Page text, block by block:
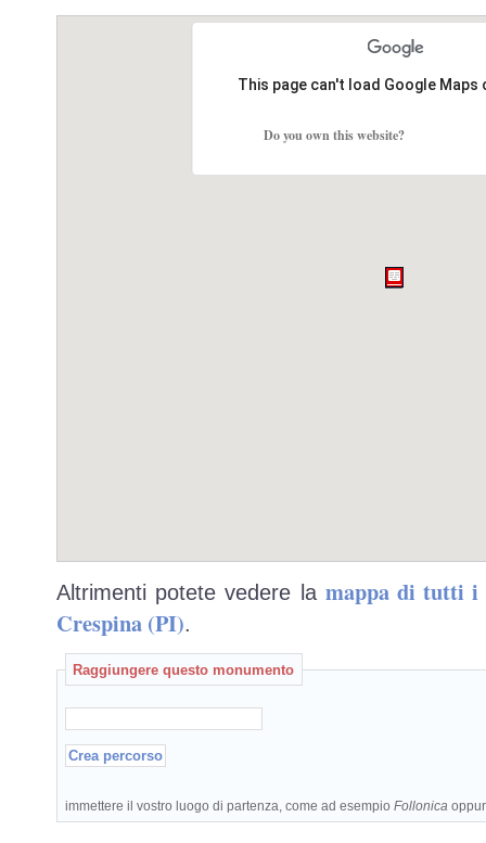
This page can't load Google
Do you own this website?
Altrimenti potete vedere la mappa di tutti i
Crespina (PI).
Raggiungere questo monumento
immettere il vostro luogo di partenza, come ad esempio Follonica